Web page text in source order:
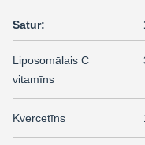
Satur:
Liposomālais C
vitamīns
Kvercetīns